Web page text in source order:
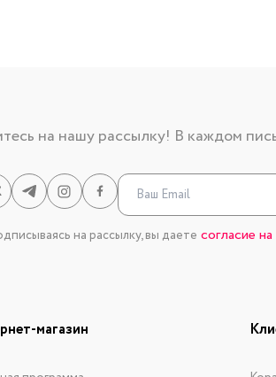
на нашу рассылку! В каждом
на рассылку, вы даете согласие
магазин